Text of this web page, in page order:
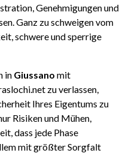
Genehmigungen und
Ganz zu schweigen vom
schwere und sperrige
in Giussano mit
zu verlassen,
Ihres Eigentums zu
Risiken und Mühen,
dass jede Phase
mit größter Sorgfalt